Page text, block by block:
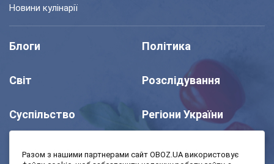
Новини кулінарії
Блоги Політика
Світ Розслідування
Суспільство Регіони України
Разом з нашими партнерами сайт OBOZ.UA використовує